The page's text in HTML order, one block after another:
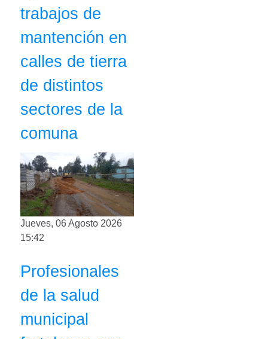
trabajos de
mantención en
calles de tierra
de distintos
sectores de la
comuna
Jueves, 06 Agosto 2026
15:42
Profesionales
de la salud
municipal